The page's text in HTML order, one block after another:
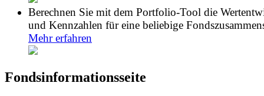
Berechnen Sie mit dem Portfolio-Tool die
und Kennzahlen für eine beliebige
Mehr erfahren
Fondsinformationsseite